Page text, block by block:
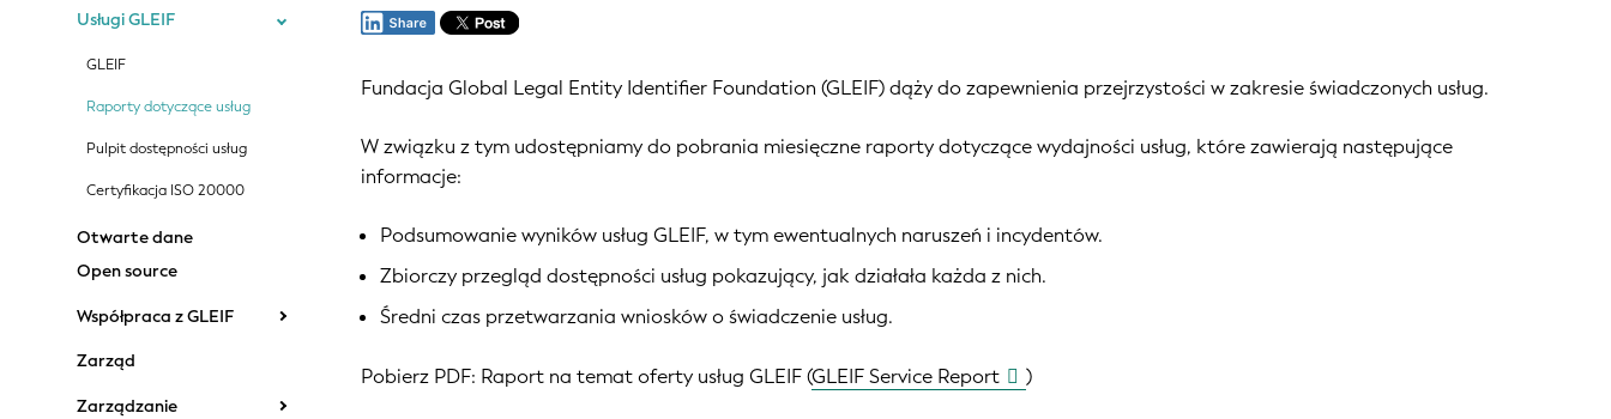
Usługi GLEIF
GLEIF
Raporty dotyczące usług
Pulpit dostępności usług
Certyfikacja ISO 20000
Otwarte dane
Open source
Współpraca z GLEIF
Zarząd
Zarządzanie
Fundacja Global Legal Entity Identifier Foundation (GLEIF) dąży do zapewnienia przejrzystości w zakresie świadczonych usług.
W związku z tym udostępniamy do pobrania miesięczne raporty dotyczące wydajności usług, które zawierają następujące
informacje:
Podsumowanie wyników usług GLEIF, w tym ewentualnych naruszeń i incydentów.
Zbiorczy przegląd dostępności usług pokazujący, jak działała każda z nich.
Średni czas przetwarzania wniosków o świadczenie usług.
Pobierz PDF: Raport na temat oferty usług GLEIF (GLEIF Service Report )